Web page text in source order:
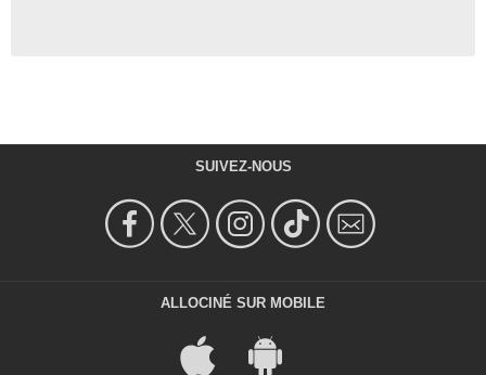
SUIVEZ-NOUS
ALLOCINÉ SUR MOBILE